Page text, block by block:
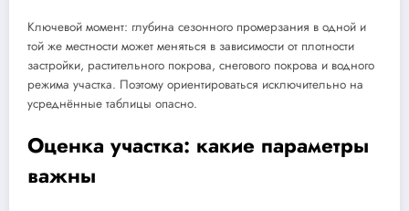
Ключевой момент: глубина сезонного промерзания в одной и
той же местности может меняться в зависимости от плотности
застройки, растительного покрова, снегового покрова и водного
режима участка. Поэтому ориентироваться исключительно на
усреднённые таблицы опасно.
Оценка участка: какие параметры
важны